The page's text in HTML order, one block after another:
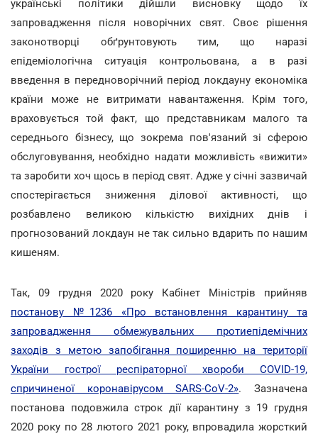
українські політики дійшли висновку щодо їх
запровадження після новорічних свят. Своє рішення
законотворці обґрунтовують тим, що наразі
епідеміологічна ситуація контрольована, а в разі
введення в передноворічний період локдауну економіка
країни може не витримати навантаження. Крім того,
враховується той факт, що представникам малого та
середнього бізнесу, що зокрема пов'язаний зі сферою
обслуговування, необхідно надати можливість «вижити»
та заробити хоч щось в період свят. Адже у січні зазвичай
спостерігається зниження ділової активності, що
розбавлено великою кількістю вихідних днів і
прогнозований локдаун не так сильно вдарить по нашим
кишеням.
Так, 09 грудня 2020 року Кабінет Міністрів прийняв
постанову №1236 «Про встановлення карантину та
запровадження обмежувальних протиепідемічних
заходів з метою запобігання поширенню на території
України гострої респіраторної хвороби COVID-19,
спричиненої коронавірусом SARS-CoV-2». Зазначена
постанова подовжила строк дії карантину з 19 грудня
2020 року по 28 лютого 2021 року, впровадила жорсткий